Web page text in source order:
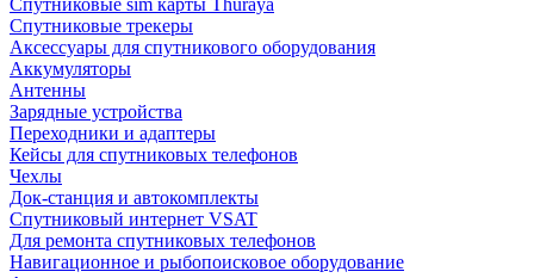
Спутниковые sim карты Thuraya
Спутниковые трекеры
Аксессуары для спутникового оборудования
Аккумуляторы
Антенны
Зарядные устройства
Переходники и адаптеры
Кейсы для спутниковых телефонов
Чехлы
Док-станция и автокомплекты
Спутниковый интернет VSAT
Для ремонта спутниковых телефонов
Навигационное и рыбопоисковое оборудование